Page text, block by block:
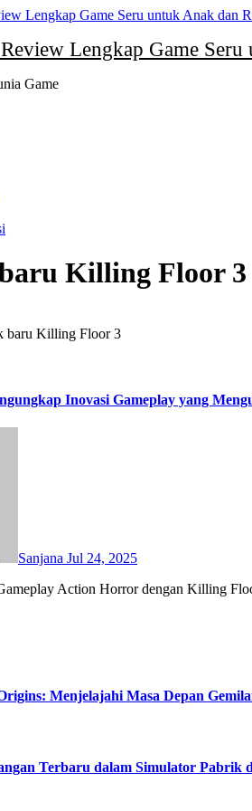
Lengkap Game Seru
Game
Killing Floor 3
baru Killing Floor 3
Inovasi Gameplay yang
Sanjana Jul 24, 2025
Gameplay Action Horror dengan Killing
Menjelajahi Masa Depan
Terbaru dalam Simulator Pabrik